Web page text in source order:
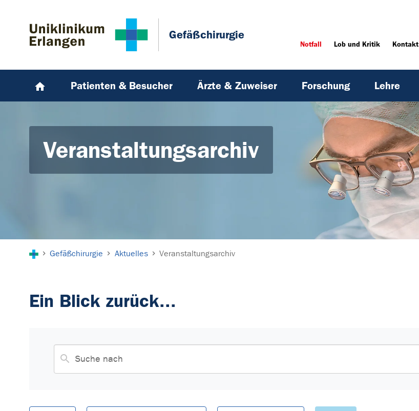
Gefäßchirurgie
Notfall Lob und Kritik Kontakt
Patienten & Besucher Ärzte & Zuweiser Forschung Lehre
Veranstaltungsarchiv
Gefäßchirurgie Aktuelles Veranstaltungsarchiv
Ein Blick zurück...